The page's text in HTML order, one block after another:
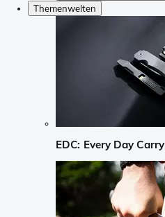
Themenwelten
EDC: Every Day Carry